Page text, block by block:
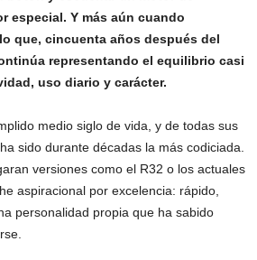
especial. Y más aún cuando
que, cincuenta años después del
representando el equilibrio casi
uso diario y carácter.
medio siglo de vida, y de todas sus
sido durante décadas la más codiciada.
versiones como el R32 o los actuales
aspiracional por excelencia: rápido,
personalidad propia que ha sabido